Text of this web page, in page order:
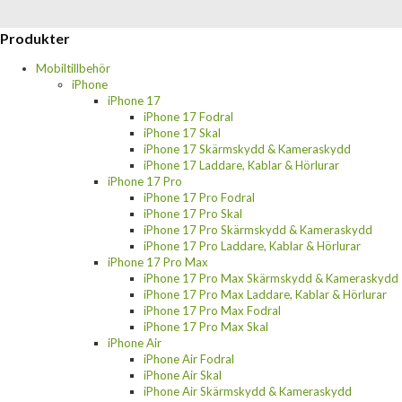
Produkter
Mobiltillbehör
iPhone
iPhone 17
iPhone 17 Fodral
iPhone 17 Skal
iPhone 17 Skärmskydd & Kameraskydd
iPhone 17 Laddare, Kablar & Hörlurar
iPhone 17 Pro
iPhone 17 Pro Fodral
iPhone 17 Pro Skal
iPhone 17 Pro Skärmskydd & Kameraskydd
iPhone 17 Pro Laddare, Kablar & Hörlurar
iPhone 17 Pro Max
iPhone 17 Pro Max Skärmskydd & Kameraskydd
iPhone 17 Pro Max Laddare, Kablar & Hörlurar
iPhone 17 Pro Max Fodral
iPhone 17 Pro Max Skal
iPhone Air
iPhone Air Fodral
iPhone Air Skal
iPhone Air Skärmskydd & Kameraskydd